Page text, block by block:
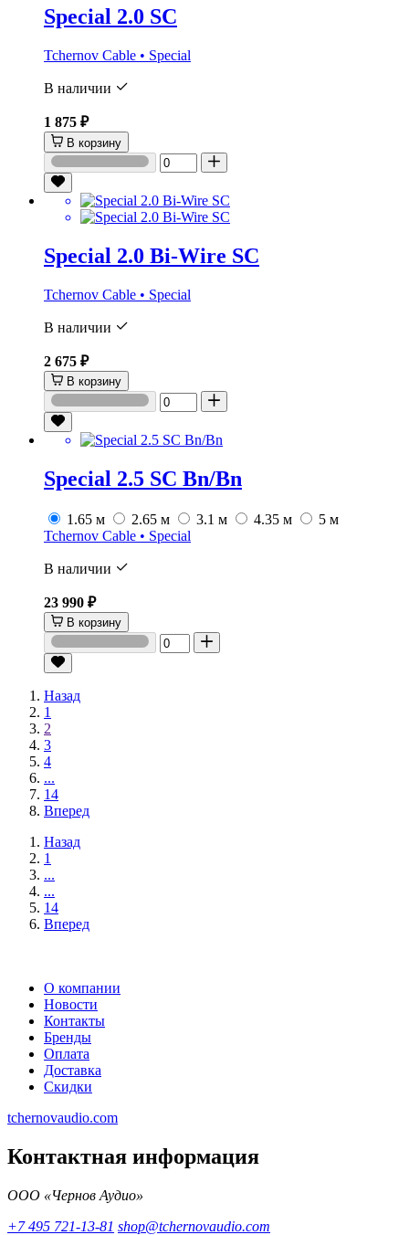
Special 2.0 SC
Tchernov Cable • Special
В наличии
1 875 ₽
В корзину
Special 2.0 Bi-Wire SC
Tchernov Cable • Special
В наличии
2 675 ₽
В корзину
Special 2.5 SС Bn/Bn
1.65 м 2.65 м 3.1 м 4.35 м
5 м
Tchernov Cable • Special
В наличии
23 990 ₽
В корзину
Назад
1
2
3
4
...
14
Вперед
Назад
1
...
...
14
Вперед
О компании
Новости
Контакты
Бренды
Оплата
Доставка
Скидки
tchernovaudio.com
Контактная информация
ООО «Чернов Аудио»
+7 495 721-13-81 shop@tchernovaudio.com